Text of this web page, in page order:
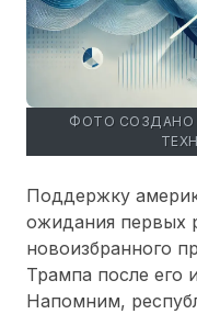
ФОТО СОЗДАНО -
Поддержку
ожидания первых
новоизбранного
Трампа после его
Напомним,